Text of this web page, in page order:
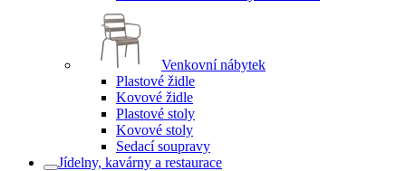
Venkovní nábytek
Plastové židle
Kovové židle
Plastové stoly
Kovové stoly
Sedací soupravy
Jídelny, kavárny a restaurace